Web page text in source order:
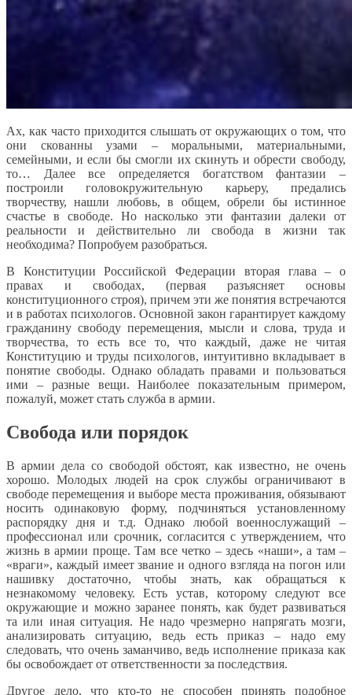
Ах, как часто приходится слышать от окружающих о том, что
они скованны узами – моральными, материальными,
семейными, и если бы смогли их скинуть и обрести свободу,
то… Далее все определяется богатством фантазии –
построили головокружительную карьеру, предались
творчеству, нашли любовь, в общем, обрели бы истинное
счастье в свободе. Но насколько эти фантазии далеки от
реальности и действительно ли свобода в жизни так
необходима? Попробуем разобраться.
В Конституции Российской Федерации вторая глава – о
правах и свободах, (первая разъясняет основы
конституционного строя), причем эти же понятия встречаются
и в работах психологов. Основной закон гарантирует каждому
гражданину свободу перемещения, мысли и слова, труда и
творчества, то есть все то, что каждый, даже не читая
Конституцию и труды психологов, интуитивно вкладывает в
понятие свободы. Однако обладать правами и пользоваться
ими – разные вещи. Наиболее показательным примером,
пожалуй, может стать служба в армии.
Свобода или порядок
В армии дела со свободой обстоят, как известно, не очень
хорошо. Молодых людей на срок службы ограничивают в
свободе перемещения и выборе места проживания, обязывают
носить одинаковую форму, подчиняться установленному
распорядку дня и т.д. Однако любой военнослужащий –
профессионал или срочник, согласится с утверждением, что
жизнь в армии проще. Там все четко – здесь «наши», а там –
«враги», каждый имеет звание и одного взгляда на погон или
нашивку достаточно, чтобы знать, как обращаться к
незнакомому человеку. Есть устав, которому следуют все
окружающие и можно заранее понять, как будет развиваться
та или иная ситуация. Не надо чрезмерно напрягать мозги,
анализировать ситуацию, ведь есть приказ – надо ему
следовать, что очень заманчиво, ведь исполнение приказа как
бы освобождает от ответственности за последствия.
Другое дело, что кто-то не способен принять подобное